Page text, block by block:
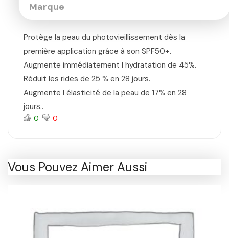
Marque
Protège la peau du photovieillissement dès la
première application grâce à son SPF50+.
Augmente immédiatement l hydratation de 45%.
Réduit les rides de 25 % en 28 jours.
Augmente l élasticité de la peau de 17% en 28
jours..
0 0
Vous Pouvez Aimer Aussi